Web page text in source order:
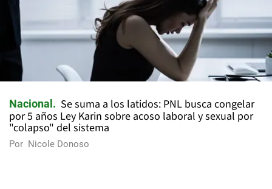
Nacional
Se suma a los latidos: PNL busca congelar
por 5 años Ley Karin sobre acoso laboral y sexual por
"colapso" del sistema
Por Nicole Donoso